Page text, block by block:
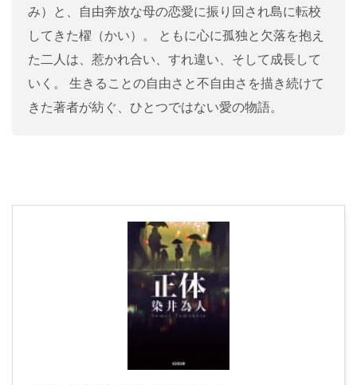
み）と、自由奔放な母の恋愛に振り回され島に転校
してきた櫂（かい）。 ともに心に孤独と欠落を抱え
た二人は、惹かれ合い、すれ違い、そして成長して
いく。 生きることの自由さと不自由さを描き続けて
きた著者が紡ぐ、ひとつではない愛の物語。